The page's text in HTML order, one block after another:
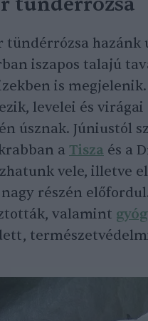
tündérrózsa hazánk
iszapos talajú
is
levelei és
úsznak. Júniustól
a Tisza és a
vele, illetve
nagy részén
valamint